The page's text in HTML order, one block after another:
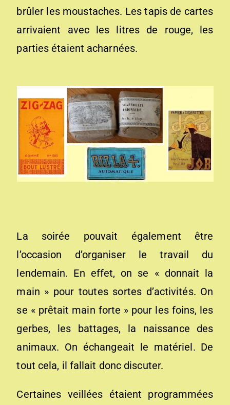
brûler les moustaches. Les tapis de cartes
arrivaient avec les litres de rouge, les
parties étaient acharnées.
La soirée pouvait également être
l’occasion d’organiser le travail du
lendemain. En effet, on se « donnait la
main » pour toutes sortes d’activités. On
se « prêtait main forte » pour les foins, les
gerbes, les battages, la naissance des
animaux. On échangeait le matériel. De
tout cela, il fallait donc discuter.
Certaines veillées étaient programmées